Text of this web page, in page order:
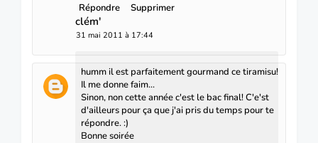
Répondre Supprimer
clém'
31 mai 2011 à 17:44
humm il est parfaitement gourmand ce tiramisu!
Il me donne faim...
Sinon, non cette année c'est le bac final! C'e'st
d'ailleurs pour ça que j'ai pris du temps pour te
répondre. :)
Bonne soirée